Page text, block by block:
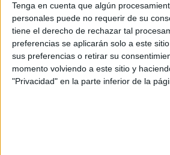
Tenga en cuenta que algún
personales puede no requerir de su
tiene el derecho de rechazar tal
preferencias se aplicarán solo a este
sus preferencias o retirar su
momento volviendo a este sitio y
"Privacidad" en la parte inferior de la
película nos invita a reflexionar
tecnología y la importancia de
humanos en un mundo cada vez más
El filme está dentro del género de
que se centra en el desarrollo de